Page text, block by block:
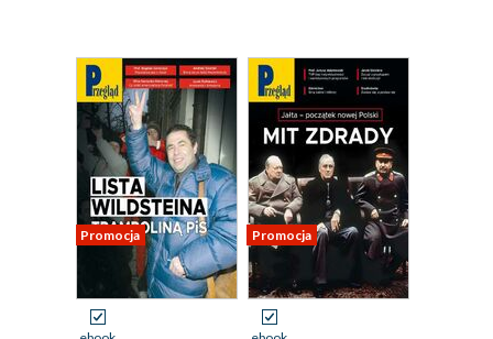
Promocja Promocja